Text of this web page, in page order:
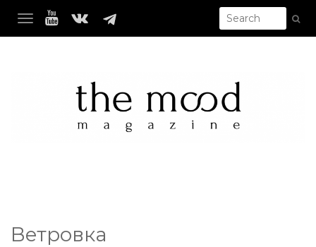
TOGGLE NAVIGATION
Ветровка